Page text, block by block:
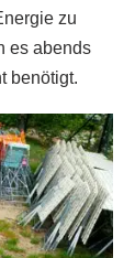
zu
es abends
benötigt.